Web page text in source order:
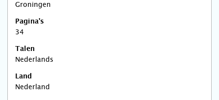
Groningen
Pagina's
34
Talen
Nederlands
Land
Nederland